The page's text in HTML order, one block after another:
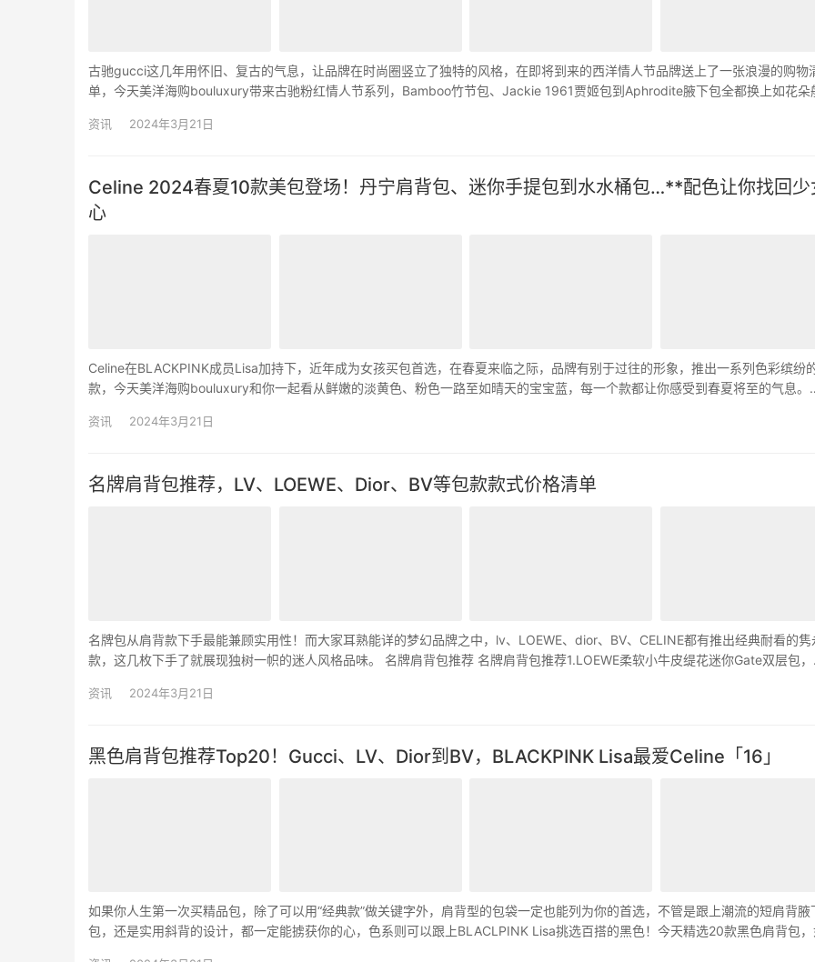
古驰gucci这几年用怀旧、复古的气息，让品牌在时尚圈竖立了独特的风格，在即将到来的西洋情人节品牌送上了一张浪漫的购物
单，今天美洋海购bouluxury带来古驰粉红情人节系列，Bamboo竹节包、Jackie 1961贾姬包到Aphrodite腋下包全都换上如花朵
资讯 2024年3月21日
Celine 2024春夏10款美包登场！丹宁肩背包、迷你手提包到水水桶包…**配色让你找回少
心
Celine在BLACKPINK成员Lisa加持下，近年成为女孩买包首选，在春夏来临之际，品牌有别于过往的形象，推出一系列色彩缤纷
款，今天美洋海购bouluxury和你一起看从鲜嫩的淡黄色、粉色一路至如晴天的宝宝蓝，每一个款都让你感受到春夏将至的气息。
资讯 2024年3月21日
名牌肩背包推荐，LV、LOEWE、Dior、BV等包款款式价格清单
名牌包从肩背款下手最能兼顾实用性！而大家耳熟能详的梦幻品牌之中，lv、LOEWE、dior、BV、CELINE都有推出经典耐看的隽
款，这几枚下手了就展现独树一帜的迷人风格品味。 名牌肩背包推荐 名牌肩背包推荐1.LOEWE柔软小牛皮缇花迷你Gate双层包，
资讯 2024年3月21日
黑色肩背包推荐Top20！Gucci、LV、Dior到BV，BLACKPINK Lisa最爱Celine「16」
如果你人生第一次买精品包，除了可以用“经典款”做关键字外，肩背型的包袋一定也能列为你的首选，不管是跟上潮流的短肩背腋
包，还是实用斜背的设计，都一定能掳获你的心，色系则可以跟上BLACLPINK Lisa挑选百搭的黑色！今天精选20款黑色肩背包